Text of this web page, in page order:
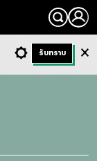
Search
Dark ฟังข่าว
รับทราบ